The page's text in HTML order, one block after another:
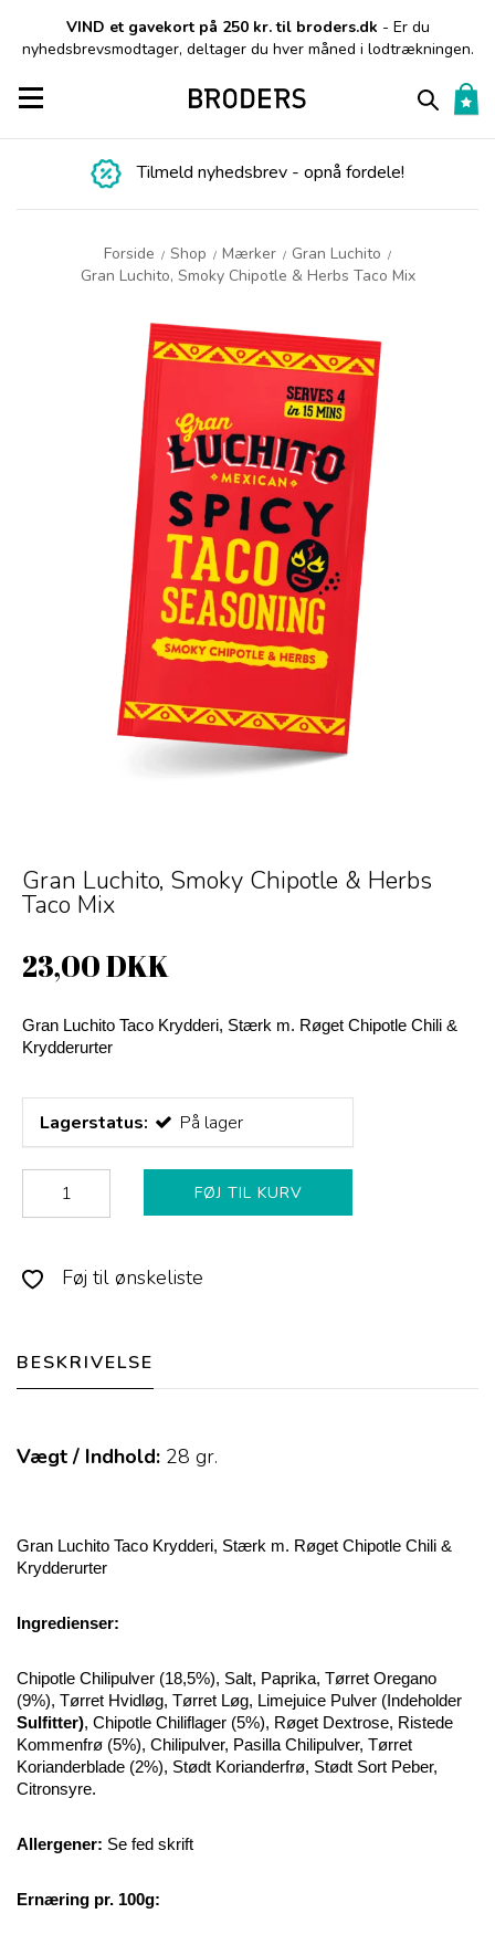
VIND et gavekort på 250 kr. til broders.dk - Er du
nyhedsbrevsmodtager, deltager du hver måned i lodtrækningen.
Toggle navigation
Tilmeld nyhedsbrev - opnå fordele!
Forside / Shop / Mærker / Gran Luchito /
Gran Luchito, Smoky Chipotle & Herbs Taco Mix
Gran Luchito, Smoky Chipotle & Herbs
Taco Mix
23,00 DKK
Gran Luchito Taco Krydderi, Stærk m. Røget Chipotle Chili &
Krydderurter
Lagerstatus: På lager
FØJ TIL KURV
Føj til ønskeliste
BESKRIVELSE
Vægt / Indhold: 28 gr.
Gran Luchito Taco Krydderi, Stærk m. Røget Chipotle Chili &
Krydderurter
Ingredienser:
Chipotle Chilipulver (18,5%), Salt, Paprika, Tørret Oregano
(9%), Tørret Hvidløg, Tørret Løg, Limejuice Pulver (Indeholder
Sulfitter), Chipotle Chiliflager (5%), Røget Dextrose, Ristede
Kommenfrø (5%), Chilipulver, Pasilla Chilipulver, Tørret
Korianderblade (2%), Stødt Korianderfrø, Stødt Sort Peber,
Citronsyre.
Allergener: Se fed skrift
Ernæring pr. 100g: